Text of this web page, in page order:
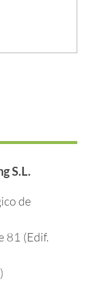
S.L.
de
81 (Edif.